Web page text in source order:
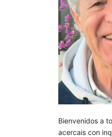
Bienvenidos a
acercais con